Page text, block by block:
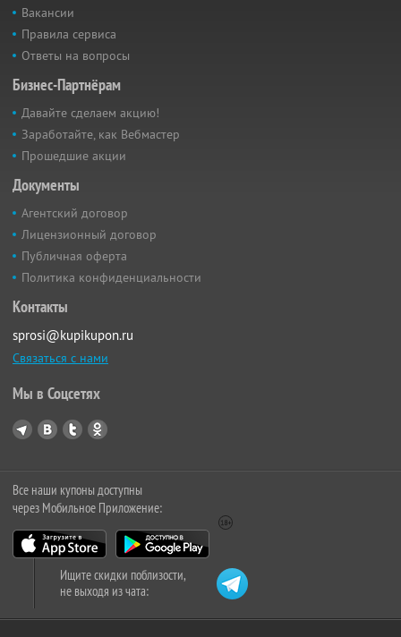
Вакансии
Правила сервиса
Ответы на вопросы
Бизнес-Партнёрам
Давайте сделаем акцию!
Заработайте, как Вебмастер
Прошедшие акции
Документы
Агентский договор
Лицензионный договор
Публичная оферта
Политика конфиденциальности
Контакты
sprosi@kupikupon.ru
Связаться с нами
Мы в Соцсетях
Все наши купоны доступны
через Мобильное Приложение:
Ищите скидки поблизости,
не выходя из чата: